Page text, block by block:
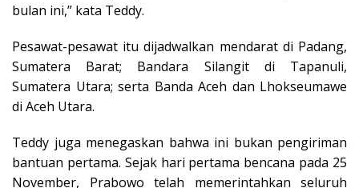
bulan ini,” kata Teddy.
Pesawat-pesawat itu dijadwalkan mendarat di Padang,
Sumatera Barat; Bandara Silangit di Tapanuli,
Sumatera Utara; serta Banda Aceh dan Lhokseumawe
di Aceh Utara.
Teddy juga menegaskan bahwa ini bukan pengiriman
bantuan pertama. Sejak hari pertama bencana pada 25
November, Prabowo telah memerintahkan seluruh